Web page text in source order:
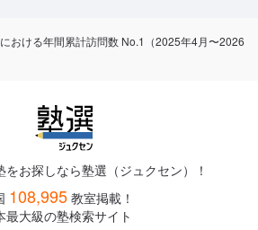
おける年間累計訪問数 No.1（2025年4月〜2026
お探しなら塾選（ジュクセン）！
108,995 教室掲載！
最大級の塾検索サイト